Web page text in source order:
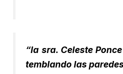
“la sra. Celeste
temblando las